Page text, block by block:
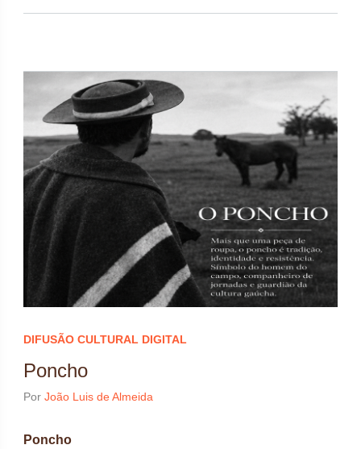
DIFUSÃO CULTURAL DIGITAL
Poncho
Por João Luis de Almeida
Poncho